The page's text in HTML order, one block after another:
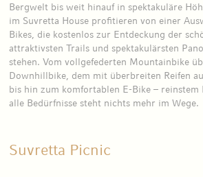
Bergwelt bis weit hinauf in spektakuläre
im Suvretta House profitieren von einer
Bikes, die kostenlos zur Entdeckung der
attraktivsten Trails und spektakulärsten
stehen. Vom vollgefederten Mountainbike
Downhillbike, dem mit überbreiten Reifen
bis hin zum komfortablen E-Bike – reinstem
alle Bedürfnisse steht nichts mehr im Wege.
Suvretta Picnic